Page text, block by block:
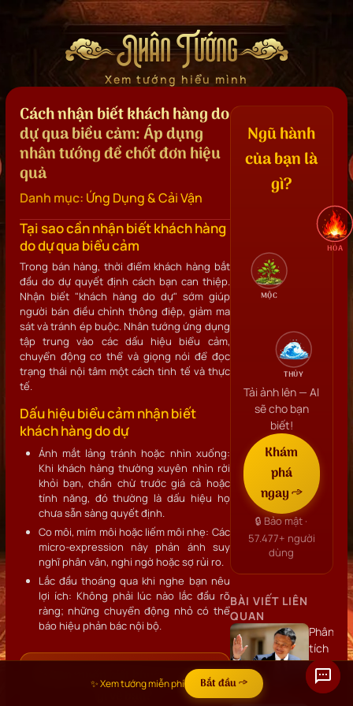
Nhân Tướng
Xem tướng hiểu mình
Cách nhận biết khách hàng do
dự qua biểu cảm: Áp dụng
nhân tướng để chốt đơn hiệu
quả
Danh mục: Ứng Dụng & Cải Vận
Tại sao cần nhận biết khách hàng
do dự qua biểu cảm
Trong bán hàng, thời điểm khách hàng bắt
đầu do dự quyết định cách bạn can thiệp.
Nhận biết "khách hàng do dự" sớm giúp
người bán điều chỉnh thông điệp, giảm ma
sát và tránh ép buộc. Nhân tướng ứng dụng
tập trung vào các dấu hiệu biểu cảm,
chuyển động cơ thể và giọng nói để đọc
trạng thái nội tâm một cách tinh tế và thực
tế.
Dấu hiệu biểu cảm nhận biết
khách hàng do dự
Ánh mắt lảng tránh hoặc nhìn xuống:
Khi khách hàng thường xuyên nhìn rời
khỏi bạn, chần chừ trước giá cả hoặc
tính năng, đó thường là dấu hiệu họ
chưa sẵn sàng quyết định.
Co môi, mím môi hoặc liếm môi nhẹ: Các
micro-expression này phản ánh suy
nghĩ phân vân, nghi ngờ hoặc sợ rủi ro.
Lắc đầu thoáng qua khi nghe bạn nêu
lợi ích: Không phải lúc nào lắc đầu rõ
ràng; những chuyển động nhỏ có thể
báo hiệu phản bác nội bộ.
✨ Bạn muốn biết khuôn mặt nói
gì về bạn?
Ngũ hành
của bạn là
gì?
HỎA
THỦY
MỘC
Tải ảnh lên — AI
sẽ cho bạn
biết!
Khám
phá
ngay →
🔒 Bảo mật ·
57.477+ người
dùng
BÀI VIẾT LIÊN
QUAN
Phân
tích
khuôn
mặt
Jack
✨ Xem tướng miễn phí Bắt đầu →